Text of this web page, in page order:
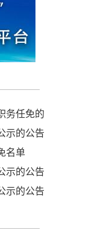
务任免的
示的公告
名单
示的公告
示的公告